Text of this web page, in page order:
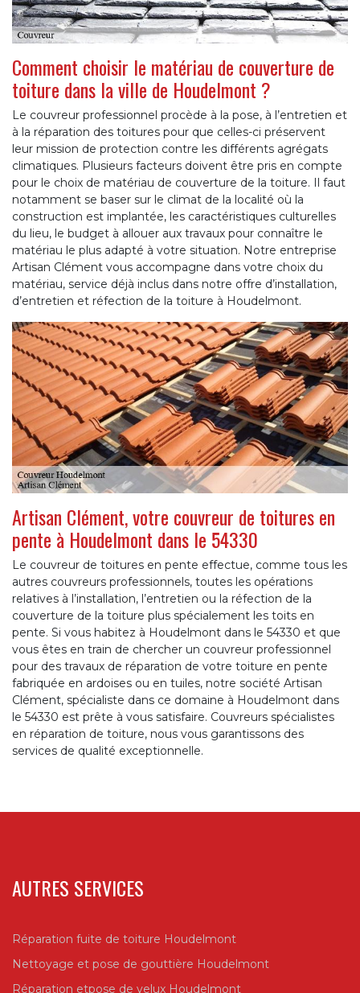
Comment choisir le matériau de couverture de
toiture dans la ville de Houdelmont ?
Le couvreur professionnel procède à la pose, à l’entretien et
à la réparation des toitures pour que celles-ci préservent
leur mission de protection contre les différents agrégats
climatiques. Plusieurs facteurs doivent être pris en compte
pour le choix de matériau de couverture de la toiture. Il faut
notamment se baser sur le climat de la localité où la
construction est implantée, les caractéristiques culturelles
du lieu, le budget à allouer aux travaux pour connaître le
matériau le plus adapté à votre situation. Notre entreprise
Artisan Clément vous accompagne dans votre choix du
matériau, service déjà inclus dans notre offre d’installation,
d’entretien et réfection de la toiture à Houdelmont.
Artisan Clément, votre couvreur de toitures en
pente à Houdelmont dans le 54330
Le couvreur de toitures en pente effectue, comme tous les
autres couvreurs professionnels, toutes les opérations
relatives à l’installation, l’entretien ou la réfection de la
couverture de la toiture plus spécialement les toits en
pente. Si vous habitez à Houdelmont dans le 54330 et que
vous êtes en train de chercher un couvreur professionnel
pour des travaux de réparation de votre toiture en pente
fabriquée en ardoises ou en tuiles, notre société Artisan
Clément, spécialiste dans ce domaine à Houdelmont dans
le 54330 est prête à vous satisfaire. Couvreurs spécialistes
en réparation de toiture, nous vous garantissons des
services de qualité exceptionnelle.
AUTRES SERVICES
Réparation fuite de toiture Houdelmont
Nettoyage et pose de gouttière Houdelmont
Réparation etpose de velux Houdelmont